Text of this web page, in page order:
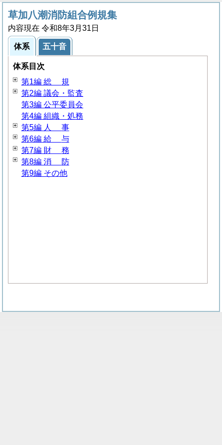
草加八潮消防組合例規集
内容現在 令和8年3月31日
体系 五十音
体系目次
第1編 総 規
第2編 議会・監査
第3編 公平委員会
第4編 組織・処務
第5編 人 事
第6編 給 与
第7編 財 務
第8編 消
防
第9編 その他